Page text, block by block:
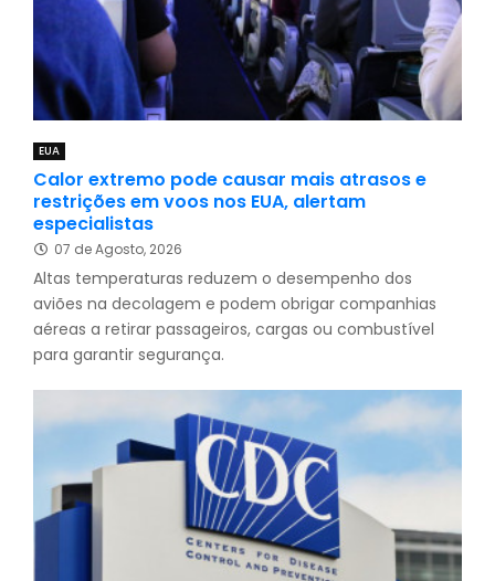
EUA
Calor extremo pode causar mais atrasos e
restrições em voos nos EUA, alertam
especialistas
07 de Agosto, 2026
Altas temperaturas reduzem o desempenho dos
aviões na decolagem e podem obrigar companhias
aéreas a retirar passageiros, cargas ou combustível
para garantir segurança.